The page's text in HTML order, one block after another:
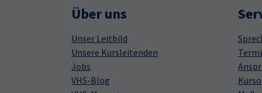
Über uns
Unser Leitbild
Unsere Kursleitenden
Jobs
VHS-Blog